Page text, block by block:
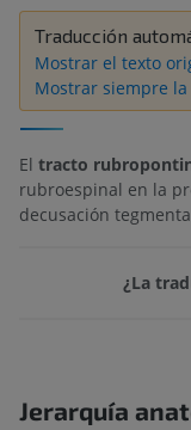
Traducción
Mostrar el texto
Mostrar siempre
El tracto
rubroespinal en la
decusación
¿La
Jerarquía